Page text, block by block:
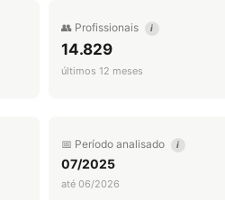
👥 Profissionais i
14.829
últimos 12 meses
📅 Período analisado i
07/2025
até 06/2026